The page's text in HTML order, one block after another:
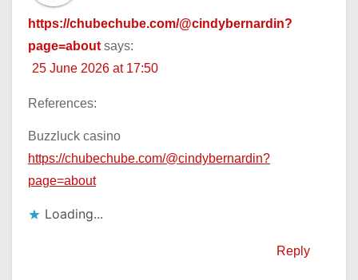
https://chubechube.com/@cindybernardin?
page=about says:
25 June 2026 at 17:50
References:
Buzzluck casino
https://chubechube.com/@cindybernardin?
page=about
Loading...
Reply